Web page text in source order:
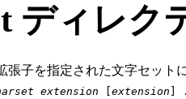
ディレク
張子を指定された文字セット
extension extension ]